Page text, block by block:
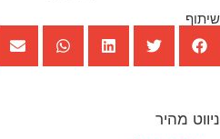
שיתוף
ניווט מהיר